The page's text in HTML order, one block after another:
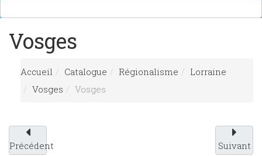
Vosges
Accueil Catalogue Régionalisme
Lorraine
Vosges
Vosges
Précédent Suivant